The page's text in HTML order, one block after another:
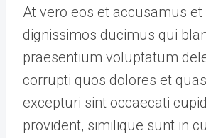
At vero eos et accusamus et
dignissimos ducimus qui
praesentium voluptatum
corrupti quos dolores et
excepturi sint occaecati
provident, similique sunt in